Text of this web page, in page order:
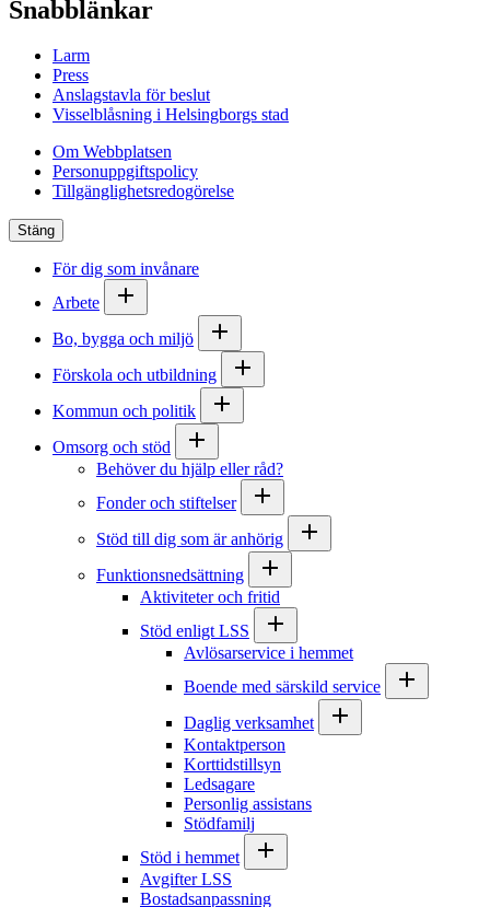
Snabblänkar
Larm
Press
Anslagstavla för beslut
Visselblåsning i Helsingborgs stad
Om Webbplatsen
Personuppgiftspolicy
Tillgänglighetsredogörelse
Stäng
För dig som invånare
Arbete
Bo, bygga och miljö
Förskola och utbildning
Kommun och politik
Omsorg och stöd
Behöver du hjälp eller råd?
Fonder och stiftelser
Stöd till dig som är anhörig
Funktionsnedsättning
Aktiviteter och fritid
Stöd enligt LSS
Avlösarservice i hemmet
Boende med särskild service
Daglig verksamhet
Kontaktperson
Korttidstillsyn
Ledsagare
Personlig assistans
Stödfamilj
Stöd i hemmet
Avgifter LSS
Bostadsanpassning